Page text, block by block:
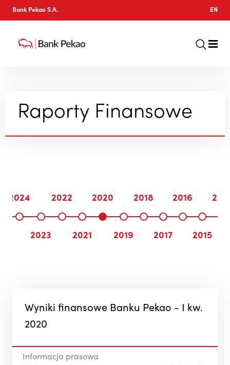
Bank Pekao S.A. EN
Raporty Finansowe
2024
2023
2022
2021
2020
2019
2018
2017
2016
2015
Wyniki finansowe Banku Pekao - I kw.
2020
Informacja prasowa